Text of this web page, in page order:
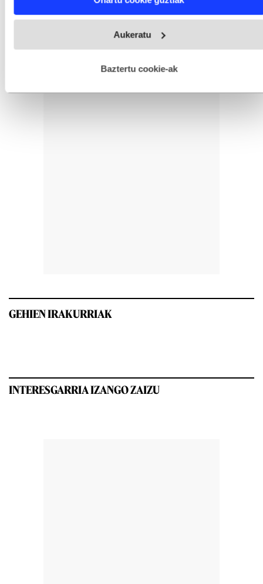
and set your preferences in thedetails section
fitxategiak erabiltzen ditu. Zure esperientzia eta zerbitzuak
esplizitua ematen diguzu.Gehiago irakurri
Aukeratu
Baztertu cookie-ak
GEHIEN IRAKURRIAK
INTERESGARRIA IZANGO ZAIZU